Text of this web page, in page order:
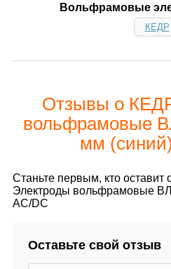
Вольфрамовые
КЕДР
Отзывы о
вольфрамовые
мм
Станьте первым, кто оставит
Электроды вольфрамовые
AC/DC
Оставьте свой отзыв